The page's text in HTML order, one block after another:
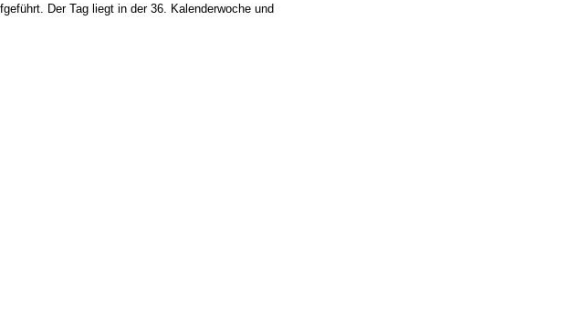
Der Tag liegt in der 36. Kalenderwoche und